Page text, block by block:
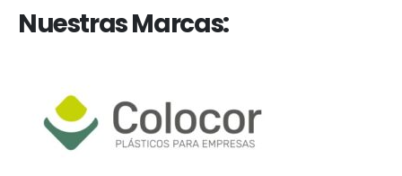
Nuestras Marcas: